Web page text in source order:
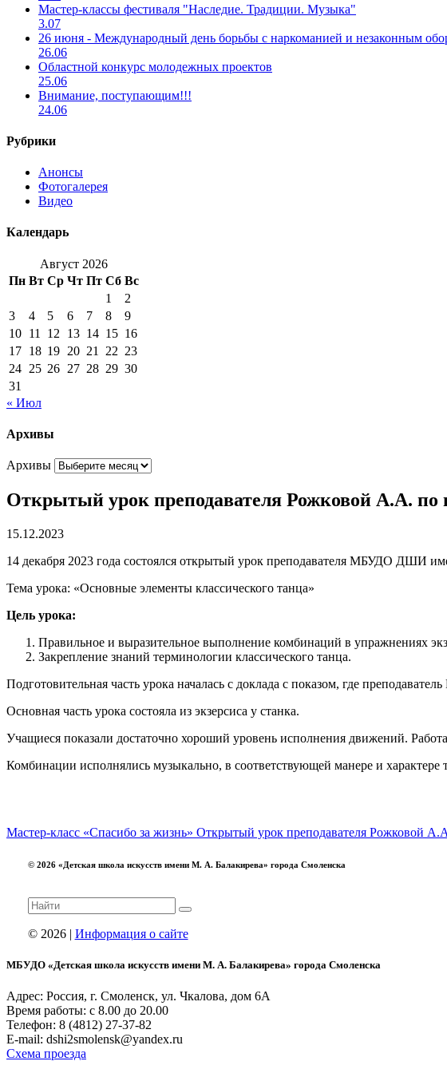
Мастер-классы фестиваля "Наследие. Традиции. Музыка"
3.07
26 июня - Международный день борьбы с наркоманией и незаконным
26.06
Областной конкурс молодежных проектов
25.06
Внимание, поступающим!!!
24.06
Рубрики
Анонсы
Фотогалерея
Видео
Календарь
Август 2026
Пн Вт Ср Чт Пт Сб Вс
1
2
3
4 5 6 7 8
9
10 11 12 13 14 15 16
17 18 19 20 21 22 23
24 25 26 27 28 29 30
31
« Июл
Архивы
Архивы
Открытый урок преподавателя Рожковой А.А. по
15.12.2023
14 декабря 2023 года состоялся открытый урок преподавателя МБУДО ДШИ
Тема урока: «Основные элементы классического танца»
Цель урока:
Правильное и выразительное выполнение комбинаций в упражнениях
Закрепление знаний терминологии классического танца.
Подготовительная часть урока началась с доклада с показом, где
Основная часть урока состояла из экзерсиса у станка.
Учащиеся показали достаточно хороший уровень исполнения движений.
Комбинации исполнялись музыкально, в соответствующей манере и
Мастер-класс «Спасибо за жизнь» Открытый урок преподавателя Рожковой
© 2026 «Детская школа искусств имени М. А. Балакирева» города Смоленска
© 2026 | Информация о сайте
МБУДО «Детская школа искусств имени М. А. Балакирева» города Смоленска
Адрес: Россия, г. Смоленск, ул. Чкалова, дом 6А
Время работы: с 8.00 до 20.00
Телефон: 8 (4812) 27-37-82
E-mail: dshi2smolensk@yandex.ru
Схема проезда